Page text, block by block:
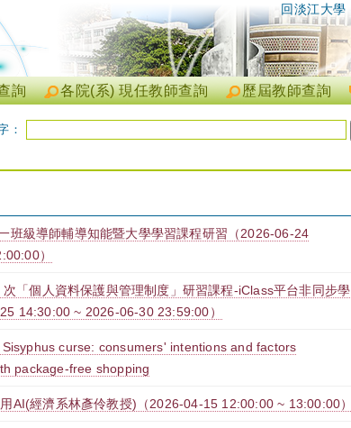
回淡江大學
歷屆教師查詢
各院(系) 現任教師查詢
詢
：
班級導師輔導知能暨大學學習課程研習（2026-06-24
）
「個人資料保護與管理制度」研習課程-iClass平台非同步學
14:30:00 ~ 2026-06-30 23:59:00）
curse: consumers' intentions and factors
package-free shopping
AI(經濟系林彥伶教授)（2026-04-15 12:00:00 ~ 13:00:00）